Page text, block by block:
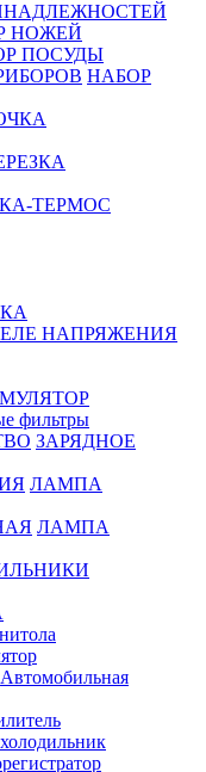
НОЖЕЙ
ПОСУДЫ
НАБОР
ТЕРМОС
НАПРЯЖЕНИЯ
фильтры
ЗАРЯДНОЕ
ЛАМПА
ЛАМПА
Автомобильная